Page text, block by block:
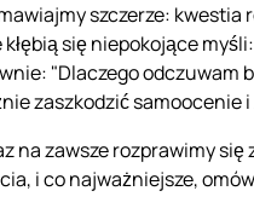
szczerze: kwestia
kłębią się niepokojące
"Dlaczego odczuwam
zaszkodzić samoocenie
na zawsze rozprawimy
i co najważniejsze,